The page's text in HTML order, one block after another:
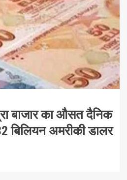
बाजार का औसत दैनिक
बिलियन अमरीकी डालर